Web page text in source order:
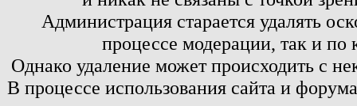
Администрация старается удалять
процессе модерации, так и по
Однако удаление может происходить с
В процессе использования сайта и